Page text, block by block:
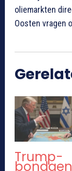
oliemarkten
Oosten vragen
Trump-